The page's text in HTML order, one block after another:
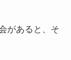
があると、そ